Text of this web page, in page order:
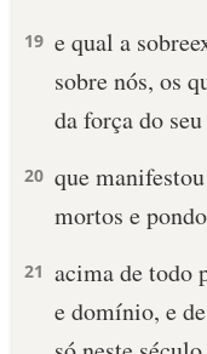
19 e qual a
sobre nós, os
da força do
20 que
mortos e
21 acima de todo
e domínio, e